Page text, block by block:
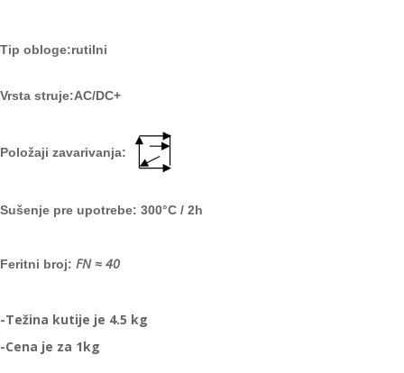
Tip obloge:rutilni
Vrsta struje:AC/DC+
Položaji zavarivanja:
Sušenje pre upotrebe: 300°C / 2h
Feritni broj: FN≈ 40
-Težina kutije je 4.5 kg
-Cena je za 1kg